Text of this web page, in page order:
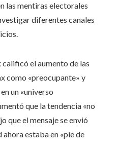
las mentiras electorales
diferentes canales
calificó el aumento de las
como «preocupante» y
un «universo
que la tendencia «no
que el mensaje se envió
estaba en «pie de